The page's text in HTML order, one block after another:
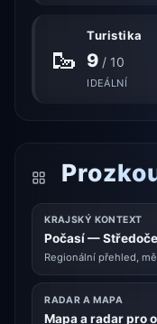
🥾
Turistika
9 / 10
IDEÁLNÍ
KRAJSKÝ KONTEXT
Počasí —
Regionální přehled,
RADAR A MAPA
Mapa a radar pro